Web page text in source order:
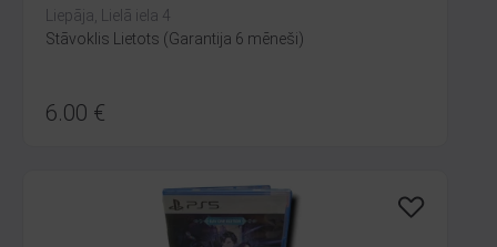
Liepāja, Lielā iela 4
Stāvoklis Lietots (Garantija 6 mēneši)
6.00 €